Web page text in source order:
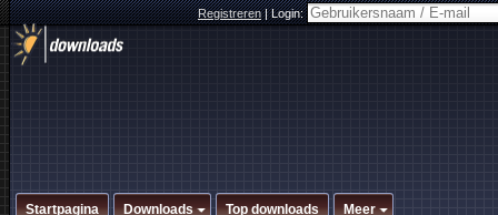
Registreren|Login:
Startpagina Downloads Top downloads Meer